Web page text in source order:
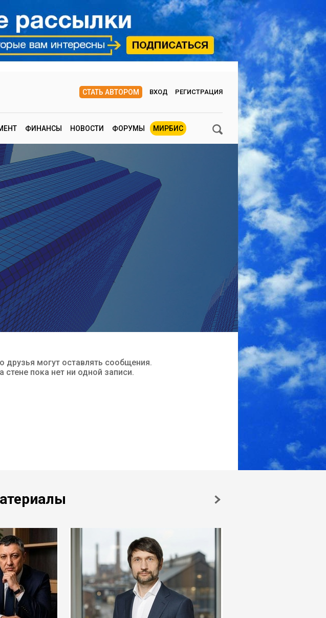
СТАТЬ АВТОРОМ ВХОД РЕГИСТРАЦИЯ
ФИНАНСЫ НОВОСТИ ФОРУМЫ МИРБИС
друзья могут оставлять сообщения.
стене пока нет ни одной записи.